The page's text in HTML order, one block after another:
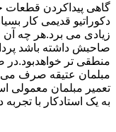
گاهی پیداکردن قطعات
دکوراتیو قدیمی کار
زیادی می برد.هر چه
صاحبش داشته باشد
منطقی تر خواهدبود.در
مبلمان عتیقه صرف می
تعمیر مبلمان
به یک استادکار با